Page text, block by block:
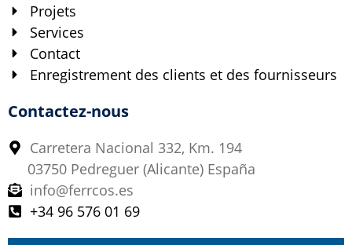
Projets
Services
Contact
Enregistrement des clients et des fournisseurs
Contactez-nous
Carretera Nacional 332, Km. 194
03750 Pedreguer (Alicante) España
info@ferrcos.es
+34 96 576 01 69